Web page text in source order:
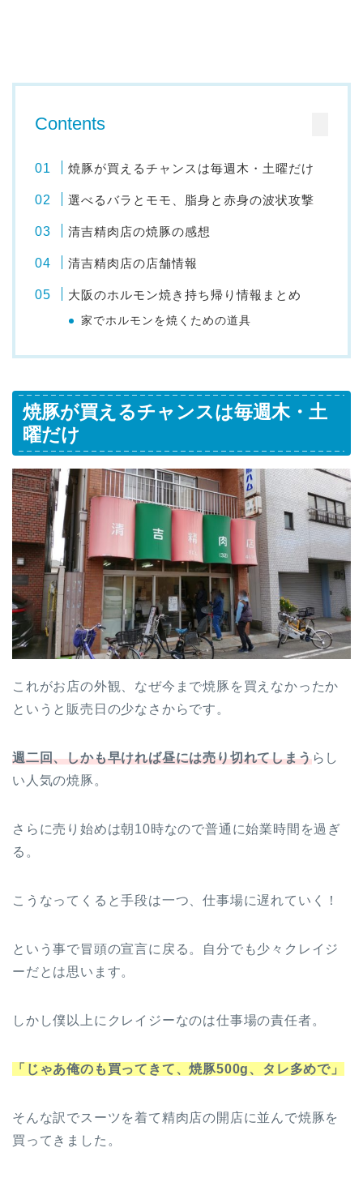
Contents
焼豚が買えるチャンスは毎週木・土曜だけ
選べるバラとモモ、脂身と赤身の波状攻撃
清吉精肉店の焼豚の感想
清吉精肉店の店舗情報
大阪のホルモン焼き持ち帰り情報まとめ
家でホルモンを焼くための道具
焼豚が買えるチャンスは毎週木・土
曜だけ
これがお店の外観、なぜ今まで焼豚を買えなかったか
というと販売日の少なさからです。
週二回、しかも早ければ昼には売り切れてしまうらし
い人気の焼豚。
さらに売り始めは朝10時なので普通に始業時間を過ぎ
る。
こうなってくると手段は一つ、仕事場に遅れていく！
という事で冒頭の宣言に戻る。自分でも少々クレイジ
ーだとは思います。
しかし僕以上にクレイジーなのは仕事場の責任者。
「じゃあ俺のも買ってきて、焼豚500g、タレ多めで」
そんな訳でスーツを着て精肉店の開店に並んで焼豚を
買ってきました。